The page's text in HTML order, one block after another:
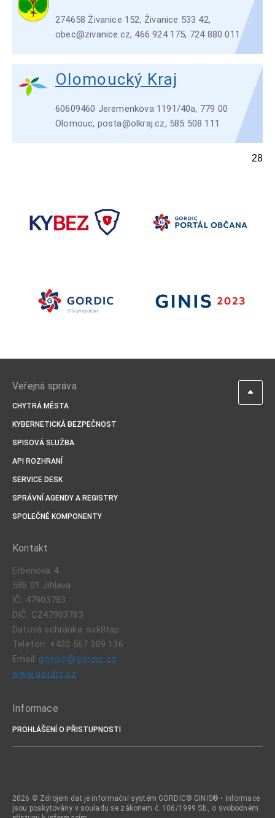
274658 Živanice 152, Živanice 533 42,
obec@zivanice.cz, 466 924 175, 724 880 011
Olomoucký Kraj
60609460 Jeremenkova 1191/40a, 779 00
Olomouc, posta@olkraj.cz, 585 508 111
28
Veřejná správa
CHYTRÁ MĚSTA
KYBERNETICKÁ BEZPEČNOST
SPISOVÁ SLUŽBA
API ROZHRANÍ
SERVICE DESK
SPRÁVNÍ AGENDY A REGISTRY
SPOLEČNÉ KOMPONENTY
Kontakt
Erbenova 4
586 01 Jihlava
IČ: 47903783
DIČ: CZ47903783
Datová schránka: sxk8tap
Telefon: +420 567 309 136
Email: gordic@gordic.cz
www.gordic.cz
Informace
PROHLÁŠENÍ O PŘISTUPNOSTI
2026 © Zdrojem dat je informační systém GORDIC® GINIS® • Informace
jsou poskytovány v souladu se zákonem č. 106/1999 Sb., o svobodném